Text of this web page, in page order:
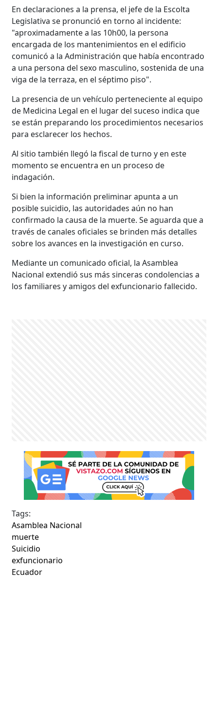
En declaraciones a la prensa, el jefe de la Escolta
Legislativa se pronunció en torno al incidente:
"aproximadamente a las 10h00, la persona
encargada de los mantenimientos en el edificio
comunicó a la Administración que había encontrado
a una persona del sexo masculino, sostenida de una
viga de la terraza, en el séptimo piso".
La presencia de un vehículo perteneciente al equipo
de Medicina Legal en el lugar del suceso indica que
se están preparando los procedimientos necesarios
para esclarecer los hechos.
Al sitio también llegó la fiscal de turno y en este
momento se encuentra en un proceso de
indagación.
Si bien la información preliminar apunta a un
posible suicidio, las autoridades aún no han
confirmado la causa de la muerte. Se aguarda que a
través de canales oficiales se brinden más detalles
sobre los avances en la investigación en curso.
Mediante un comunicado oficial, la Asamblea
Nacional extendió sus más sinceras condolencias a
los familiares y amigos del exfuncionario fallecido.
Tags:
Asamblea Nacional
muerte
Suicidio
exfuncionario
Ecuador